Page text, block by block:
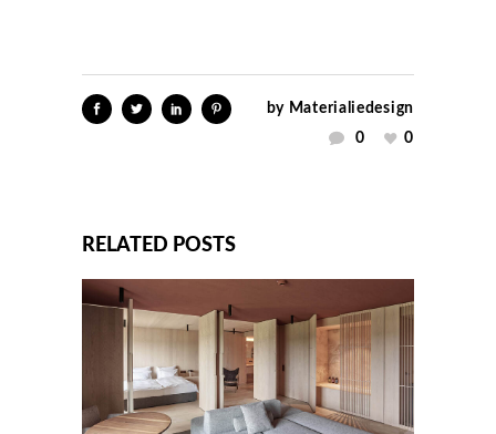
by Materialiedesign
0
0
RELATED POSTS